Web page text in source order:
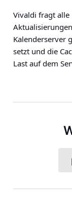
Vivaldi fragt alle
Kalenderserver
setzt und die
Last auf dem